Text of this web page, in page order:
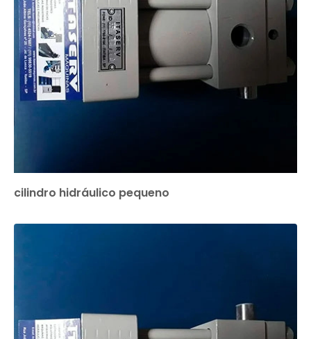
cilindro hidráulico pequeno